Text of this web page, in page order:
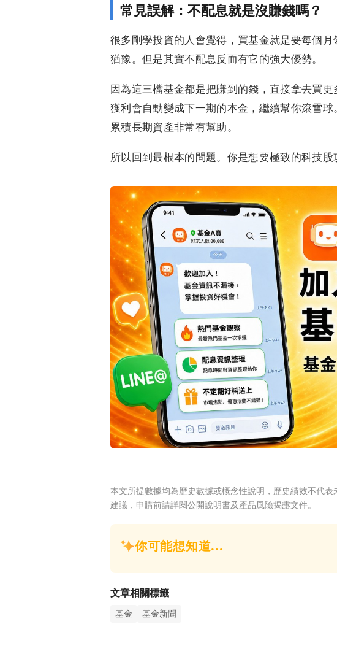
常見誤解：不配息就是沒賺錢嗎？
很多剛學投資的人會覺得，買基金就是要每個
猶豫。但是其實不配息反而有它的強大優勢。
因為這三檔基金都是把賺到的錢，直接拿去買
獲利會自動變成下一期的本金，繼續幫你滾雪
累積長期資產非常有幫助。
所以回到最根本的問題。你是想要極致的科技
本文所提數據均為歷史數據或概念性說明，歷史績效不代
建議，申購前請詳閱公開說明書及產品風險揭露文件。
文章相關標籤
基金 基金新聞